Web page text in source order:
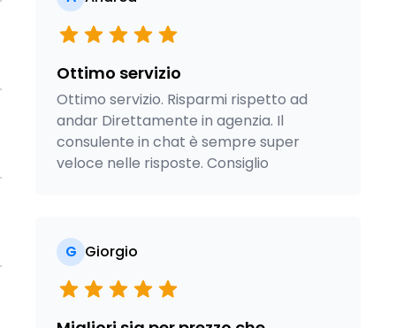
Ottimo servizio
Ottimo servizio. Risparmi rispetto ad
andar Direttamente in agenzia. Il
consulente in chat è sempre super
veloce nelle risposte. Consiglio
G Giorgio